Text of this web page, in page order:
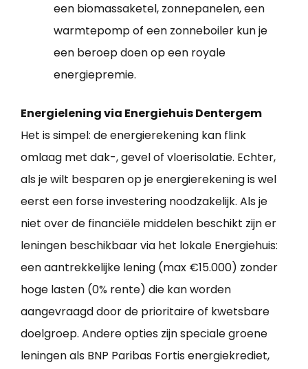
een biomassaketel, zonnepanelen, een
warmtepomp of een zonneboiler kun je
een beroep doen op een royale
energiepremie.
Energielening via Energiehuis Dentergem
Het is simpel: de energierekening kan flink
omlaag met dak-, gevel of vloerisolatie. Echter,
als je wilt besparen op je energierekening is wel
eerst een forse investering noodzakelijk. Als je
niet over de financiële middelen beschikt zijn er
leningen beschikbaar via het lokale Energiehuis:
een aantrekkelijke lening (max €15.000) zonder
hoge lasten (0% rente) die kan worden
aangevraagd door de prioritaire of kwetsbare
doelgroep. Andere opties zijn speciale groene
leningen als BNP Paribas Fortis energiekrediet,